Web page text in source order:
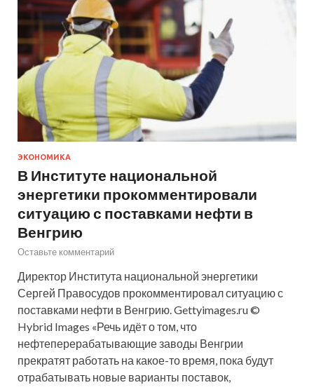
ЭКОНОМИКА
В Институте национальной
энергетики прокомментировали
ситуацию с поставками нефти в
Венгрию
Оставьте комментарий
Директор Института национальной энергетики
Сергей Правосудов прокомментировал ситуацию с
поставками нефти в Венгрию. Gettyimages.ru ©
Hybrid Images «Речь идёт о том, что
нефтеперерабатывающие заводы Венгрии
прекратят работать на какое-то время, пока будут
отрабатывать новые варианты поставок,